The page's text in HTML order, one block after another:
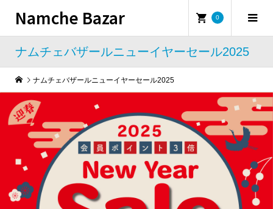
Namche Bazar 0
ナムチェバザールニューイヤーセール2025
ナムチェバザールニューイヤーセール2025